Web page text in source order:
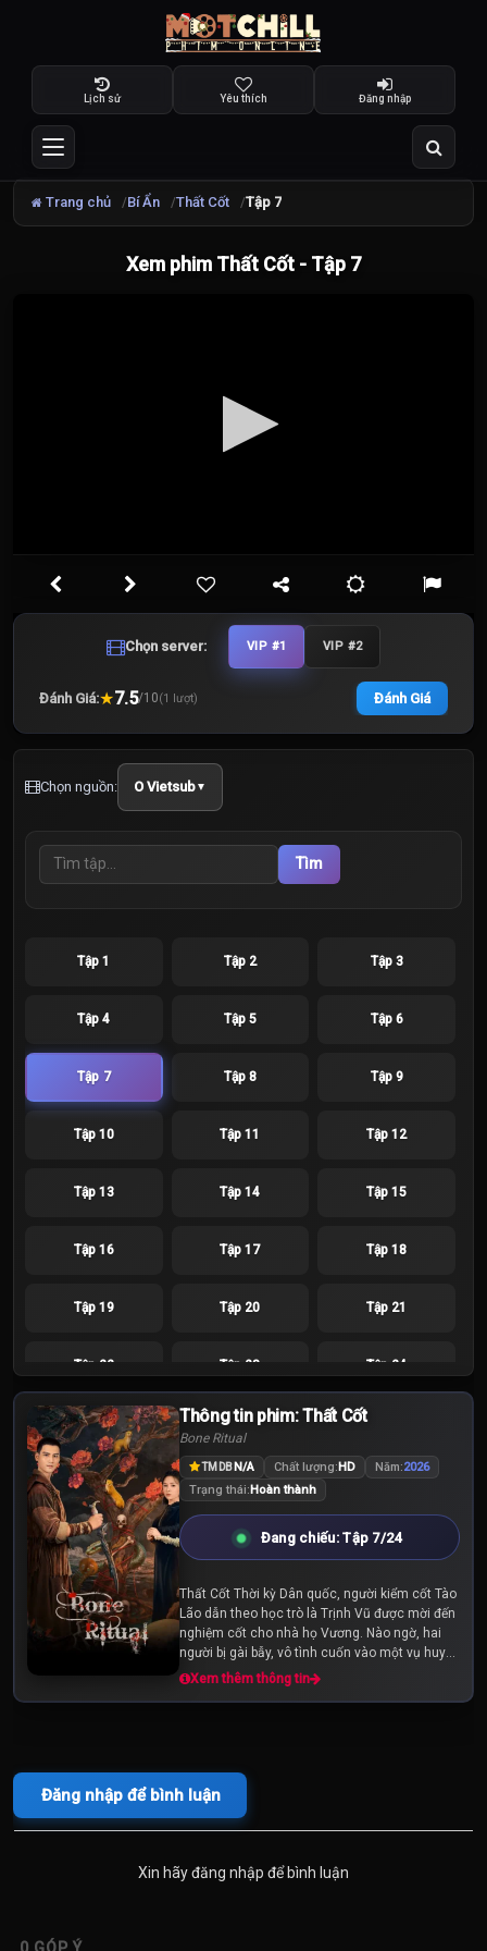
Lịch sử Yêu thích Đăng nhập
Trang chủ Bí Ẩn Thất Cốt Tập 7
Xem phim Thất Cốt - Tập 7
Chọn server: VIP #1 VIP #2
Đánh Giá:★7.5/10(1 lượt) Đánh Giá
Chọn nguồn: O Vietsub▼
Tìm
Tập 1 Tập 2 Tập 3
Tập 4 Tập 5 Tập 6
Tập 7 Tập 8 Tập 9
Tập 10 Tập 11 Tập 12
Tập 13 Tập 14 Tập 15
Tập 16 Tập 17 Tập 18
Tập 19 Tập 20 Tập 21
Tập 22 Tập 23 Tập 24
Thông tin phim: Thất Cốt
Bone Ritual
TMDBN/A Chất lượng:HD Năm:2026
Trạng thái:Hoàn thành
Đang chiếu: Tập 7/24
Thất Cốt Thời kỳ Dân quốc, người kiểm cốt Tào
Lão dẫn theo học trò là Trịnh Vũ được mời đến
nghiệm cốt cho nhà họ Vương. Nào ngờ, hai
người bị gài bẫy, vô tình cuốn vào một vụ huyết
án bí ẩn. Để tự cứu lấy mạng sống...
Xem thêm thông tin
Đăng nhập để bình luận
Xin hãy đăng nhập để bình luận
0 GÓP Ý